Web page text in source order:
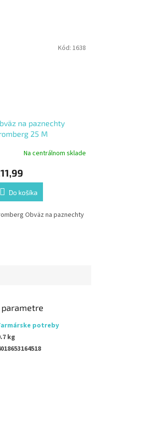
na paznechty
25 M
Na centrálnom sklade
Do košíka
Obväz na paznechty
Kód: 1638
parametre
potreby
kg